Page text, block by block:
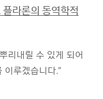
라론의 동역학적
리내릴 수 있게 되어
이루겠습니다.”